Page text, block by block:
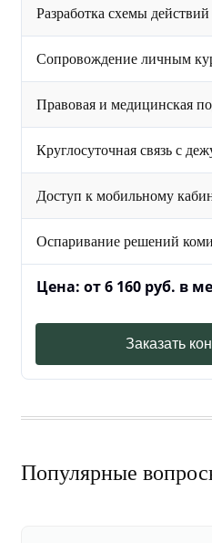
Разработка схемы действий
Сопровождение личным
Правовая и медицинская
Круглосуточная связь с
Доступ к мобильному
Оспаривание решений
Цена: от 6 160 руб. в
Заказать
Популярные